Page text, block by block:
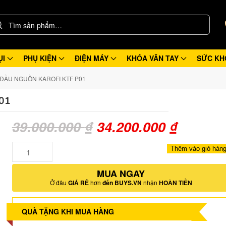
PHỤ KIỆN ĐIỆN MÁY KHÓA VÂN TAY SỨC
NGUỒN KAROFI KTF P01
39.000.000₫ Giá
là:
39.000.000 ₫.
34.200.000 ₫Giá
hiện
tại
là:
lượng
Thêm vào giỏ hàng
MUA NGAY
Ở đâu GIÁ RẺhơn đến BUYS.VN nhận HOÀN TIỀN
QUÀ TẶNG KHI MUA HÀNG